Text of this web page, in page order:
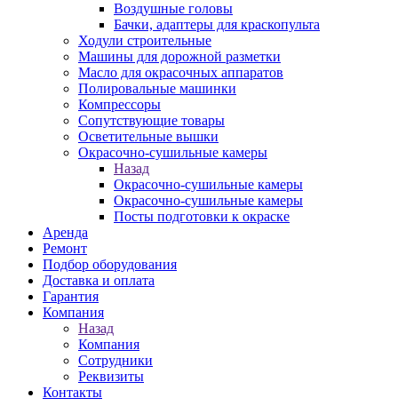
Воздушные головы
Бачки, адаптеры для краскопульта
Ходули строительные
Машины для дорожной разметки
Масло для окрасочных аппаратов
Полировальные машинки
Компрессоры
Сопутствующие товары
Осветительные вышки
Окрасочно-сушильные камеры
Назад
Окрасочно-сушильные камеры
Окрасочно-сушильные камеры
Посты подготовки к окраске
Аренда
Ремонт
Подбор оборудования
Доставка и оплата
Гарантия
Компания
Назад
Компания
Сотрудники
Реквизиты
Контакты